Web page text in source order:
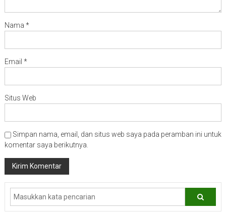
Nama *
Email *
Situs Web
Simpan nama, email, dan situs web saya pada peramban ini untuk
komentar saya berikutnya.